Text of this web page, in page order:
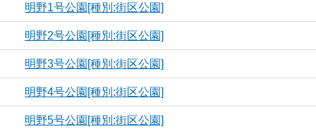
明野1号公園[種別:街区公園]
明野2号公園[種別:街区公園]
明野3号公園[種別:街区公園]
明野4号公園[種別:街区公園]
明野5号公園[種別:街区公園]